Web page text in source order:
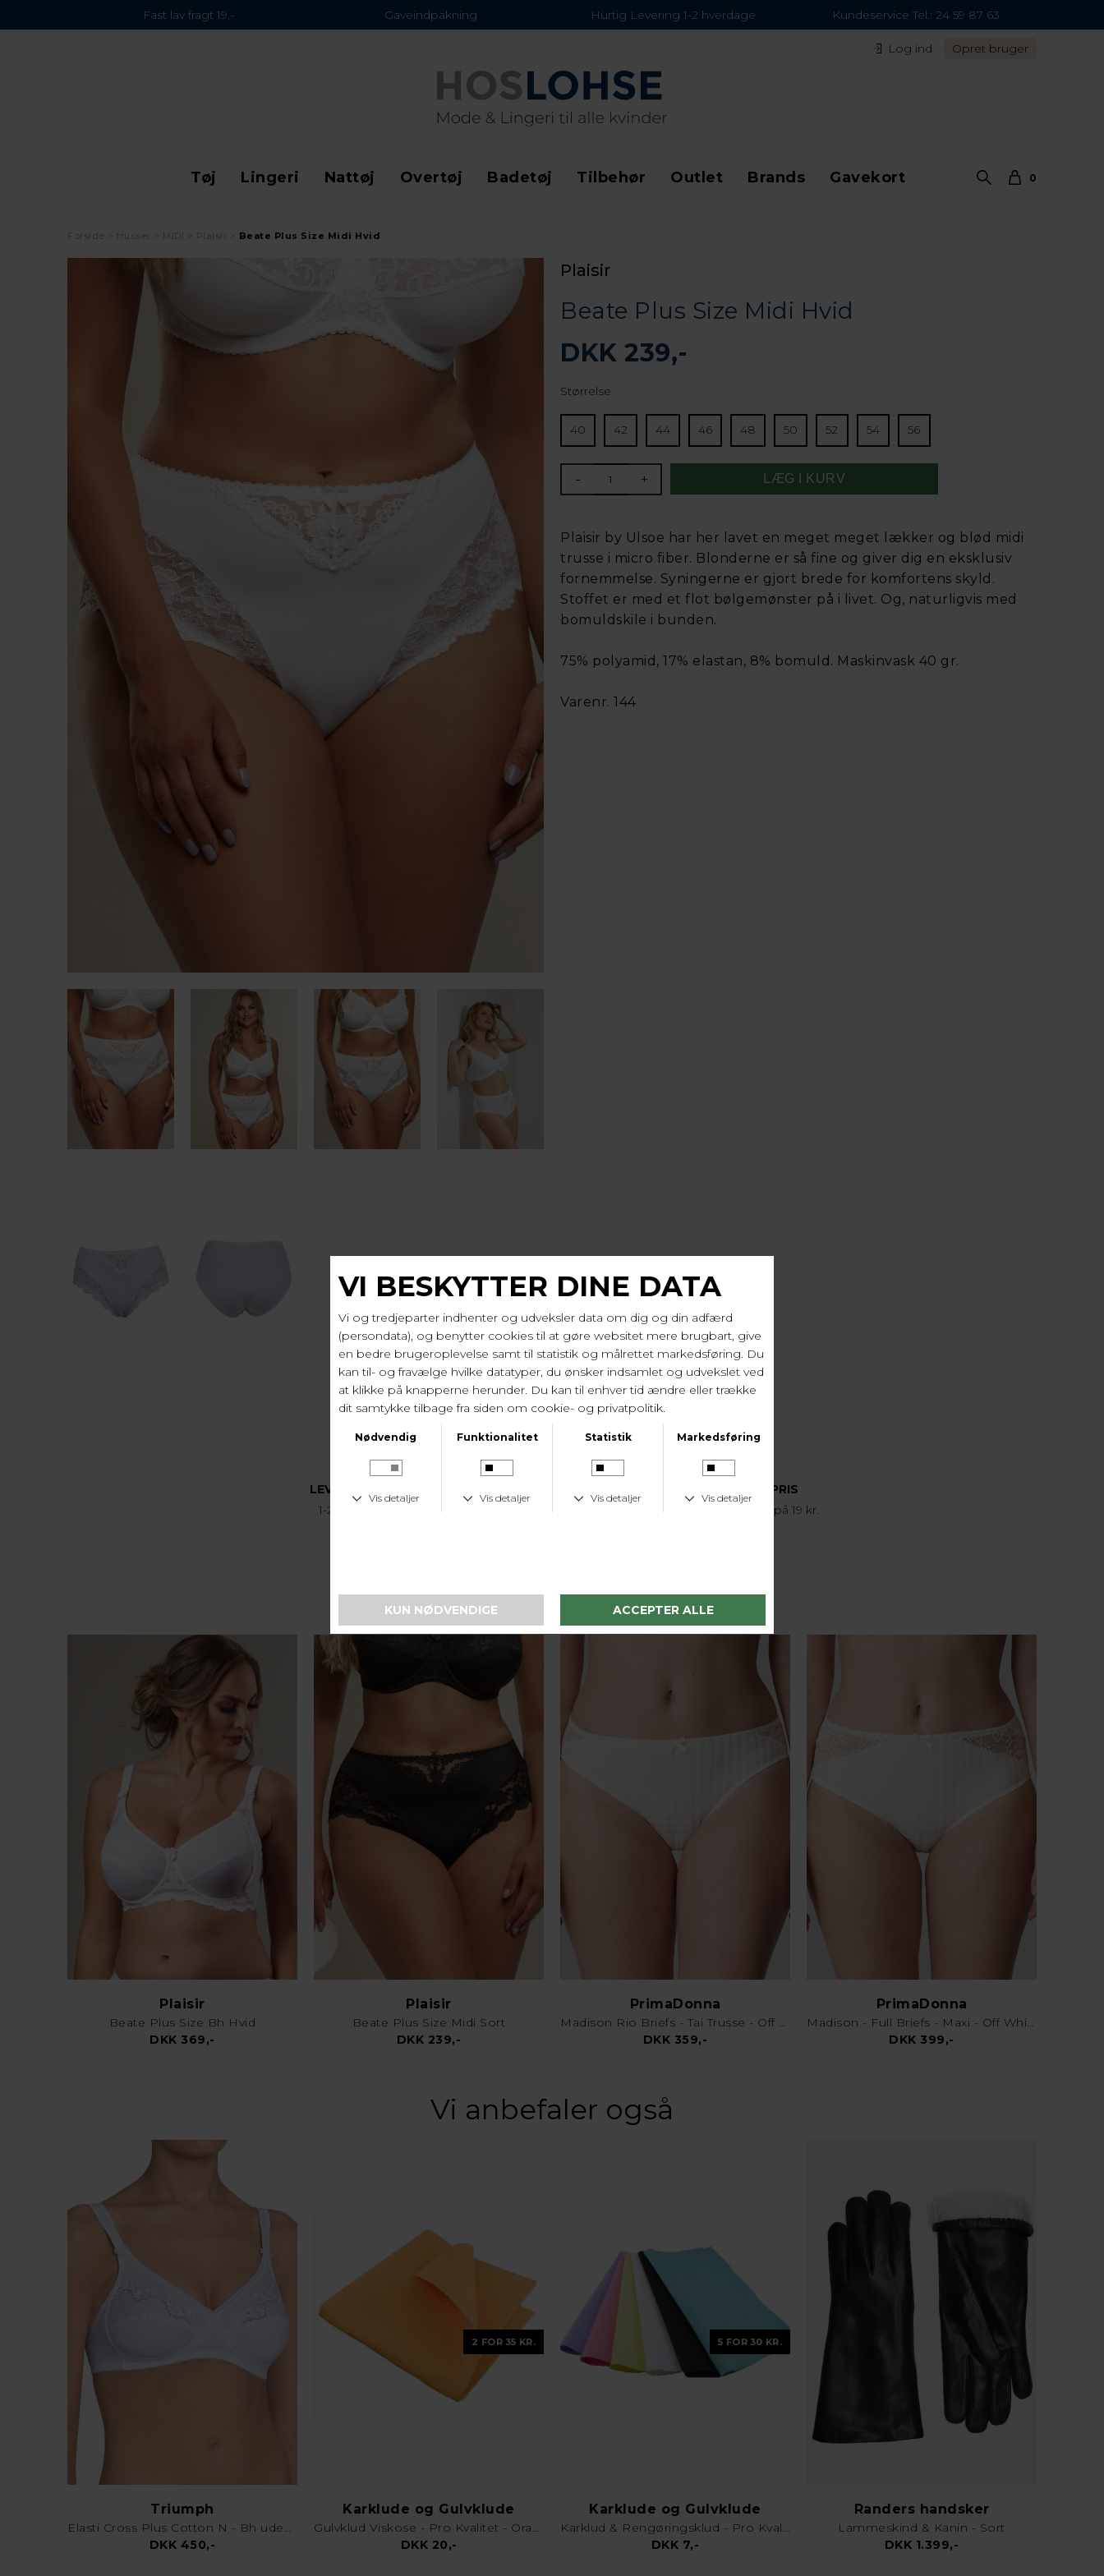
Fast lav fragt 19,- Gaveindpakning Hurtig Levering 1-2 hverdage Kundeservice Tel.: 24 59 87 63
Log ind Opret bruger
Tøj Lingeri Nattøj Overtøj Badetøj Tilbehør Outlet Brands Gavekort 0
Beate Plus Size Midi Hvid
Plaisir
Beate Plus Size Midi Hvid
DKK 239,-
Størrelse
40 42 44 46 48 50 52 54 56
- +
Plaisir by Ulsoe har her lavet en meget meget lækker og blød midi
trusse i micro fiber. Blonderne er så fine og giver dig en eksklusiv
fornemmelse. Syningerne er gjort brede for komfortens skyld.
Stoffet er med et flot bølgemønster på i livet. Og, naturligvis med
bomuldskile i bunden.
75% polyamid, 17% elastan, 8% bomuld. Maskinvask 40 gr.
Varenr. 144
KUNDESERVICE
LEVERINGSTID
1-2 hverdage
Tlf. 24 59 87 63
LAV FRAGTPRIS
Fast lav fragtpris på 19 kr.
I samme serie
Plaisir
Beate Plus Size Bh Hvid
DKK 369,-
Plaisir
Beate Plus Size Midi Sort
DKK 239,-
PrimaDonna
Madison Rio Briefs - Tai Trusse - Off White
DKK 359,-
PrimaDonna
Madison - Full Briefs - Maxi - Off White
DKK 399,-
Vi anbefaler også
Triumph
Elasti Cross Plus Cotton N - Bh uden bøjle - Hvid
DKK 450,-
2 FOR 35 KR.
Karklude og Gulvklude
Gulvklud Viskose - Pro Kvalitet - Orange
DKK 20,-
5 FOR 30 KR.
Karklude og Gulvklude
Karklud & Rengøringsklud - Pro Kvalitet - Valgfri Farve
DKK 7,-
Randers handsker
Lammeskind & Kanin - Sort
DKK 1.399,-